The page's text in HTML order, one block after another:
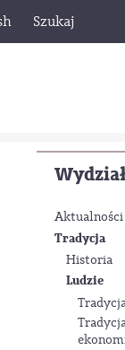
Szukaj
Aktualności
Tradycja
Historia
Ludzie